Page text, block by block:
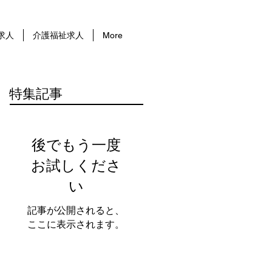
人 介護福祉求人 More
特集記事
後でもう一度
お試しくださ
い
記事が公開されると、
ここに表示されます。